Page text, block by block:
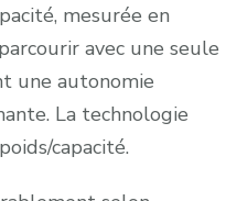
mesurée en
avec une seule
une autonomie
La technologie
capacité.